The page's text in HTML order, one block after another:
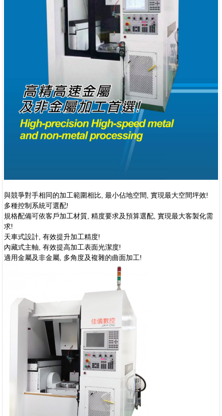
與競爭對手相同的加工範圍相比, 最小佔地空間, 實現最大空間坪效!
多種控制系統可選配!
規格配備可依客戶加工材質, 精度要求及預算選配, 實現最大客製化需
求!
天車式設計, 有效提升加工精度!
內藏式主軸, 有效提高加工表面光潔度!
適用金屬及非金屬, 多角度及複雜的曲面加工!